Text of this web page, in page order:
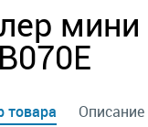
товара Описание